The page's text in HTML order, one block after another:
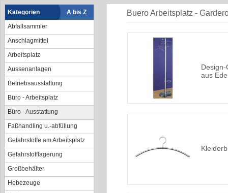
Kategorien
A bis Z
Abfallsammler
Anschlagmittel
Arbeitsplatz
Aussenanlagen
Betriebsausstattung
Büro - Arbeitsplatz
Büro - Ausstattung
Faßhandling u.-abfüllung
Gefahrstoffe am Arbeitsplatz
Gefahrstofflagerung
Großbehälter
Hebezeuge
Buero Arbeitsplatz -
aus